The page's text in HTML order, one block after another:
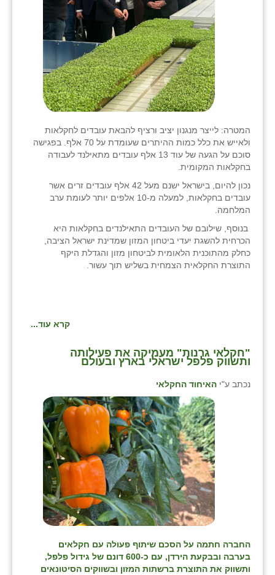
המטרה: לייצר מנגנון יציב ורציף להבאת עובדים לחקלאות
ולאייש את כלל כמות ההיתרים שעומדת על 70 אלף. בפגישה
סוכם על הגעה של עוד 13 אלף עובדים מתאילנד לעבודה
בחקלאות המקומית.
נכון להיום, בישראל ישנם מעל 42 אלף עובדים זרים אשר
עובדים בחקלאות, למעלה מ-10 אלפים יותר לעומת ערב
המלחמה.
בנוסף, שילובם של העובדים התאילנדים בחקלאות היא
הכרחית להשגת יעדי ביטחון המזון שמדינת ישראל הציבה,
כחלק מהתוכנית הלאומית לביטחון מזון והגדלת היקף
התוצרת החקלאית הצמחית בשליש תוך עשור.
קרא עוד...
"חקלאי גרנות" מעמיקה את פעילותה
ותשווק פלפל ישראלי בארץ ובעולם
נכתב ע"י האיחוד החקלאי
החברה חתמה על הסכם שיתוף פעולה עם חקלאים
בערבה ובבקעת הירדן, עם כ-600 דונם של גידול פלפל,
ותשווק את התוצרת ברשתות המזון ובשווקים הסיטונאים